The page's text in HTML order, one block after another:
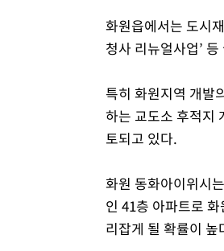
화원읍에서는 도시
청사 리뉴얼사업’
특히 화원지역 개발
하는 교도소 후적지
토되고 있다.
화원 동화아이위시
인 41층 아파트로
리잡게 될 확률이 높